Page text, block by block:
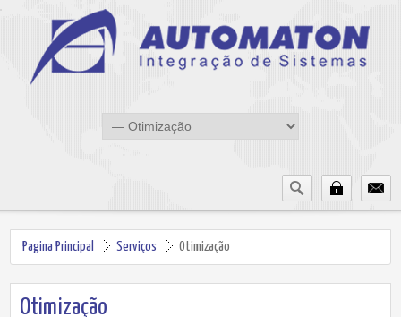
Pagina Principal Serviços Otimização
Otimização